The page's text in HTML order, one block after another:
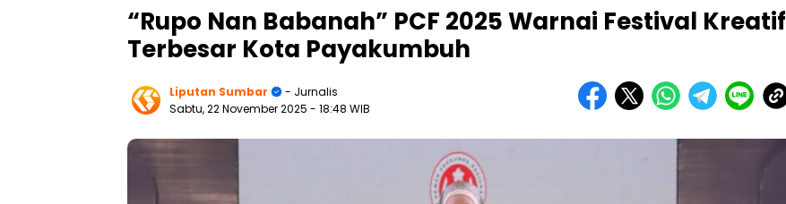
“Rupo Nan Babanah” PCF 2025 Warnai Festival Kreatif
Terbesar Kota Payakumbuh
Liputan Sumbar
- Jurnalis
Sabtu, 22 November 2025 - 18:48 WIB